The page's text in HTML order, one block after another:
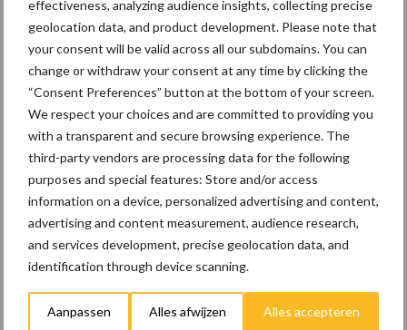
effectiveness, analyzing audience insights, collecting precise
geolocation data, and product development. Please note that
your consent will be valid across all our subdomains. You can
change or withdraw your consent at any time by clicking the
“Consent Preferences” button at the bottom of your screen.
We respect your choices and are committed to providing you
with a transparent and secure browsing experience. The
third-party vendors are processing data for the following
purposes and special features: Store and/or access
information on a device, personalized advertising and content,
advertising and content measurement, audience research,
and services development, precise geolocation data, and
identification through device scanning.
Aanpassen Alles afwijzen Alles accepteren
Primaire
Sidebar
Recent nieuws Partner nieuws
8 jan
Belastingdienst publiceert
Landelijke Landbouwnormen 2025
23 dec
10 praktisch tips om je voor te
bereiden op mogelijke uitval van het
stroomnet
Toon meer